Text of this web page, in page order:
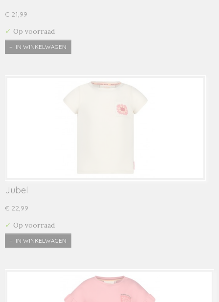
€ 21,99
✓ Op voorraad
IN WINKELWAGEN
Jubel
€ 22,99
✓ Op voorraad
IN WINKELWAGEN